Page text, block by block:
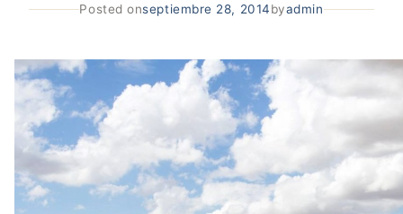
Posted onseptiembre 28, 2014byadmin